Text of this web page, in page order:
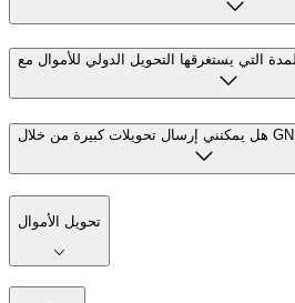
تحويل الأموال